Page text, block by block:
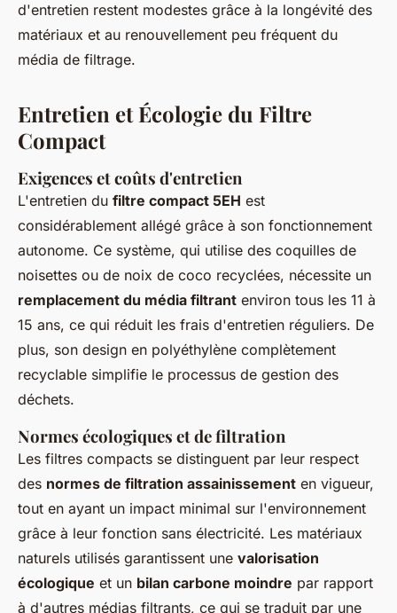
d'entretien restent modestes grâce à la longévité des
matériaux et au renouvellement peu fréquent du
média de filtrage.
Entretien et Écologie du Filtre
Compact
Exigences et coûts d'entretien
L'entretien du filtre compact 5EH est
considérablement allégé grâce à son fonctionnement
autonome. Ce système, qui utilise des coquilles de
noisettes ou de noix de coco recyclées, nécessite un
remplacement du média filtrant environ tous les 11 à
15 ans, ce qui réduit les frais d'entretien réguliers. De
plus, son design en polyéthylène complètement
recyclable simplifie le processus de gestion des
déchets.
Normes écologiques et de filtration
Les filtres compacts se distinguent par leur respect
des normes de filtration assainissement en vigueur,
tout en ayant un impact minimal sur l'environnement
grâce à leur fonction sans électricité. Les matériaux
naturels utilisés garantissent une valorisation
écologique et un bilan carbone moindre par rapport
à d'autres médias filtrants, ce qui se traduit par une